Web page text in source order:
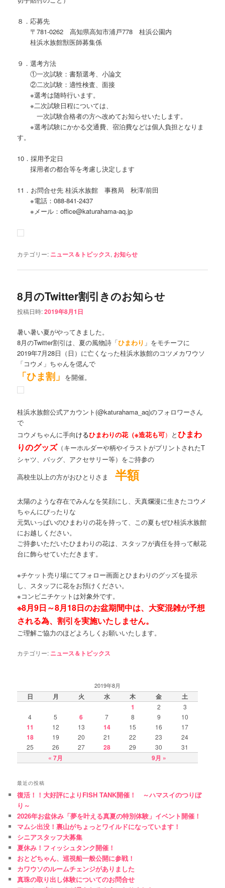
８．応募先
〒781-0262 高知県高知市浦戸778 桂浜公園内
桂浜水族館獣医師募集係
９．選考方法
①一次試験：書類選考、小論文
②二次試験：適性検査、面接
※選考は随時行います。
※二次試験日程については、
一次試験合格者の方へ改めてお知らせいたします。
※選考試験にかかる交通費、宿泊費などは個人負担となりま
す。
10．採用予定日
採用者の都合等を考慮し決定します
11．お問合せ先 桂浜水族館 事務局 秋澤/前田
※電話：088-841-2437
※メール：office@katurahama-aq.jp
カテゴリー: ニュース＆トピックス, お知らせ
8月のTwitter割引きのお知らせ
投稿日時:2019年8月1日
暑い暑い夏がやってきました。
8月のTwitter割引は、夏の風物詩「ひまわり 」をモチーフに
2019年7月28日（日）に亡くなった桂浜水族館のコツメカワウソ
「コウメ」ちゃんを偲んで
「ひま割」 を開催。
桂浜水族館公式アカウント(@katurahama_aq)のフォロワーさん
で
コウメちゃんに手向けるひまわりの花（※造花も可） とひまわ
りのグッズ（キーホルダーや柄やイラストがプリントされたT
シャツ、バッグ、アクセサリー等）をご持参の
高校生以上の方がおひとりさま半額
太陽のような存在でみんなを笑顔にし、天真爛漫に生きたコウメ
ちゃんにぴったりな
元気いっぱいのひまわりの花を持って、この夏もぜひ桂浜水族館
にお越しください。
ご持参いただいたひまわりの花は、スタッフが責任を持って献花
台に飾らせていただきます。
※チケット売り場にてフォロー画面とひまわりのグッズを提示
し、スタッフに花をお預けください。
※コンビニチケットは対象外です。
※8月9日～8月18日のお盆期間中は、大変混雑が予想
される為、割引を実施いたしません。
ご理解ご協力のほどよろしくお願いいたします。
カテゴリー: ニュース＆トピックス
2019年8月
日 月 火 水 木 金 土
« 7月 9月 »
1 2
3
4
5 6 7 8 9 10
11 12 13 14 15 16 17
18 19 20 21 22 23
24
25
26 27 28 29 30 31
最近の投稿
復活！！大好評によりFISH TANK開催！ ～ハマスイのつりぼ
り～
2026年お盆休み「夢を叶える真夏の特別体験」イベント開催！
マムシ出没！裏山がちょっとワイルドになっています！
シニアスタッフ大募集
夏休み！フィッシュタンク開催！
おとどちゃん、巡視船一般公開に参戦！
カワウソのルームチェンジがありました
真珠の取り出し体験についてのお問合せ